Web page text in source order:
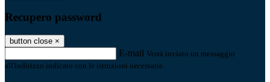
Recupero password
button close ×
E-mail Verrà inviato un messaggio
all'indirizzo indicato con le istruzioni necessarie.